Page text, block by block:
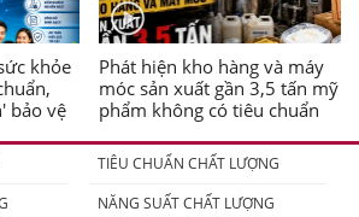
khỏe
bảo vệ
Phát hiện kho hàng và máy
móc sản xuất gần 3,5 tấn mỹ
phẩm không có tiêu chuẩn
TIÊU CHUẨN CHẤT LƯỢNG
NĂNG SUẤT CHẤT LƯỢNG